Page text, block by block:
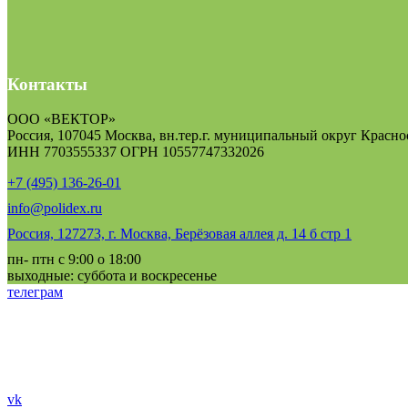
Контакты
ООО «ВЕКТОР»
Россия, 107045 Москва, вн.тер.г. муниципальный округ
ИНН 7703555337 ОГРН 10557747332026
+7 (495) 136-26-01
info@polidex.ru
Россия, 127273, г. Москва, Берёзовая аллея д. 14 б стр 1
пн- птн с 9:00 о 18:00
выходные: суббота и воскресенье
телеграм
vk